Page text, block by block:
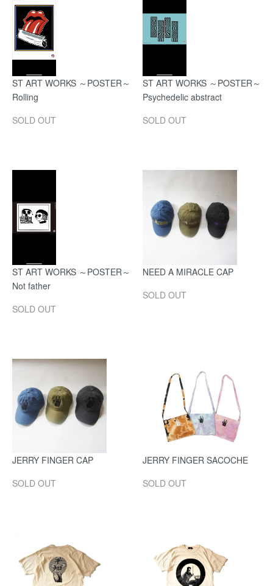
ST ART WORKS ～POSTER～
Rolling
SOLD OUT
ST ART WORKS ～POSTER～
Psychedelic abstract
SOLD OUT
ST ART WORKS ～POSTER～
Not father
SOLD OUT
NEED A MIRACLE CAP
SOLD OUT
JERRY FINGER CAP
SOLD OUT
JERRY FINGER SACOCHE
SOLD OUT